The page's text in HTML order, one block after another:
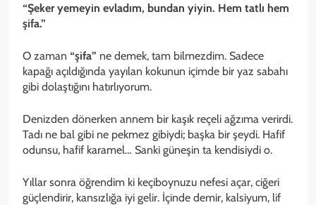
“Şeker yemeyin evladım, bundan yiyin. Hem tatlı hem
şifa.”
O zaman “şifa” ne demek, tam bilmezdim. Sadece
kapağı açıldığında yayılan kokunun içimde bir yaz sabahı
gibi dolaştığını hatırlıyorum.
Denizden dönerken annem bir kaşık reçeli ağzıma verirdi.
Tadı ne bal gibi ne pekmez gibiydi; başka bir şeydi. Hafif
odunsu, hafif karamel… Sanki güneşin ta kendisiydi o.
Yıllar sonra öğrendim ki keçiboynuzu nefesi açar, ciğeri
güçlendirir, kansızlığa iyi gelir. İçinde demir, kalsiyum, lif